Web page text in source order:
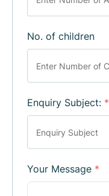
No. of children
Enquiry Subject: *
Your Message *